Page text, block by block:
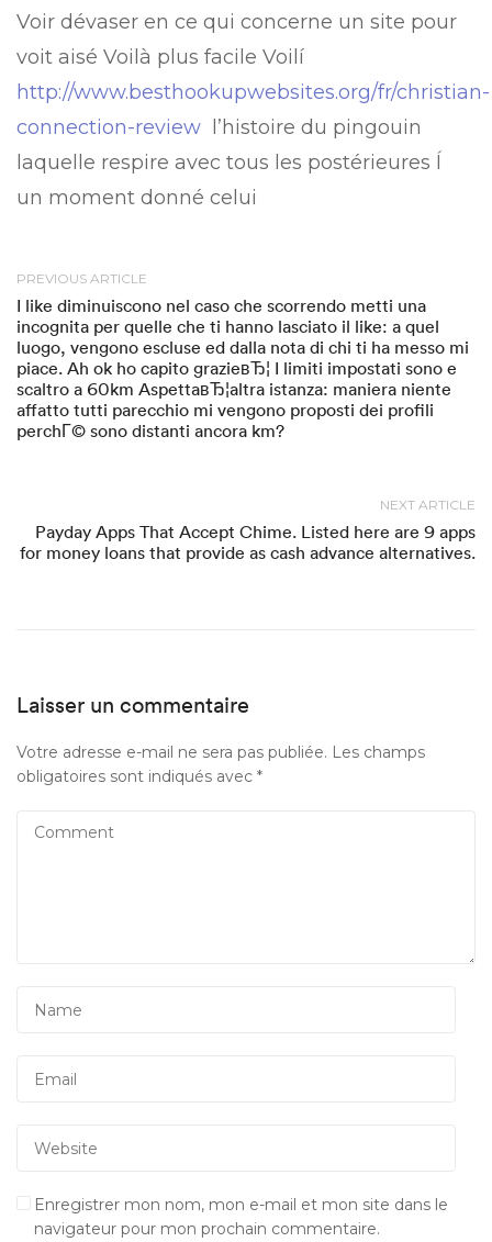
Voir dévaser en ce qui concerne un site pour
voit aisé Voilà plus facile Voilí
http://www.besthookupwebsites.org/fr/christian-
connection-review l’histoire du pingouin
laquelle respire avec tous les postérieures Í
un moment donné celui
PREVIOUS ARTICLE
I like diminuiscono nel caso che scorrendo metti una
incognita per quelle che ti hanno lasciato il like: a quel
luogo, vengono escluse ed dalla nota di chi ti ha messo mi
piace. Ah ok ho capito grazieвЂ¦ I limiti impostati sono e
scaltro a 60km AspettaвЂ¦altra istanza: maniera niente
affatto tutti parecchio mi vengono proposti dei profili
perchГ© sono distanti ancora km?
NEXT ARTICLE
Payday Apps That Accept Chime. Listed here are 9 apps
for money loans that provide as cash advance alternatives.
Laisser un commentaire
Votre adresse e-mail ne sera pas publiée. Les champs
obligatoires sont indiqués avec *
Enregistrer mon nom, mon e-mail et mon site dans le
navigateur pour mon prochain commentaire.